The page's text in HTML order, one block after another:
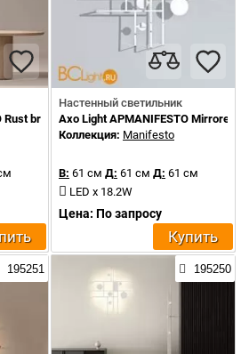
Rust brown
Настенный светильник
Axo Light APMANIFESTO Mirrored
Коллекция: Manifesto
В: 61 см Д: 61 см Д: 61 см
LED x 18.2W
Цена: По запросу
Купить
195251 195250